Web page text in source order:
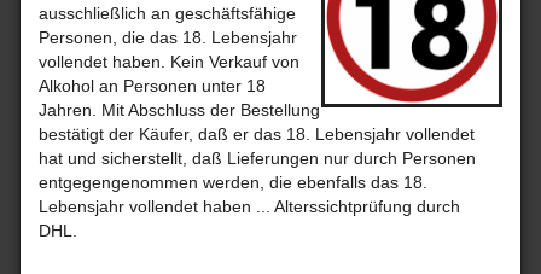
ausschließlich an geschäftsfähige
Personen, die das 18. Lebensjahr
vollendet haben. Kein Verkauf von
Alkohol an Personen unter 18
Jahren. Mit Abschluss der Bestellung
bestätigt der Käufer, daß er das 18. Lebensjahr vollendet
hat und sicherstellt, daß Lieferungen nur durch Personen
entgegengenommen werden, die ebenfalls das 18.
Lebensjahr vollendet haben ... Alterssichtprüfung durch
DHL.